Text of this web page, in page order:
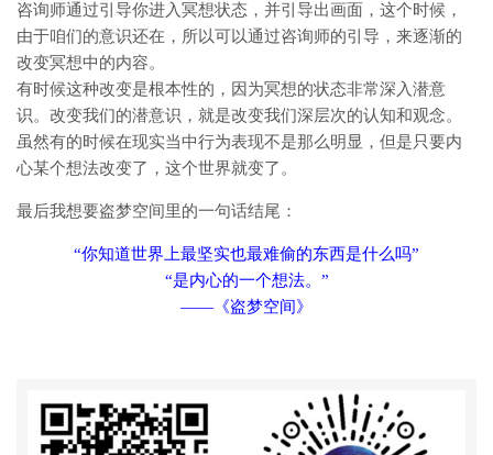
咨询师通过引导你进入冥想状态，并引导出画面，这个时候，
由于咱们的意识还在，所以可以通过咨询师的引导，来逐渐的
改变冥想中的内容。
有时候这种改变是根本性的，因为冥想的状态非常深入潜意
识。改变我们的潜意识，就是改变我们深层次的认知和观念。
虽然有的时候在现实当中行为表现不是那么明显，但是只要内
心某个想法改变了，这个世界就变了。
最后我想要盗梦空间里的一句话结尾：
“你知道世界上最坚实也最难偷的东西是什么吗”
“是内心的一个想法。”
——《盗梦空间》